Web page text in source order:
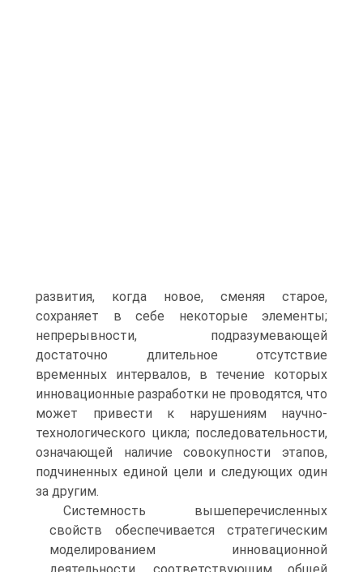
развития, когда новое, сменяя старое,
сохраняет в себе некоторые элементы;
непрерывности, подразумевающей
достаточно длительное отсутствие
временных интервалов, в течение которых
инновационные разработки не проводятся, что
может привести к нарушениям научно-
технологического цикла; последовательности,
означающей наличие совокупности этапов,
подчиненных единой цели и следующих один
за другим.
Системность вышеперечисленных
свойств обеспечивается стратегическим
моделированием инновационной